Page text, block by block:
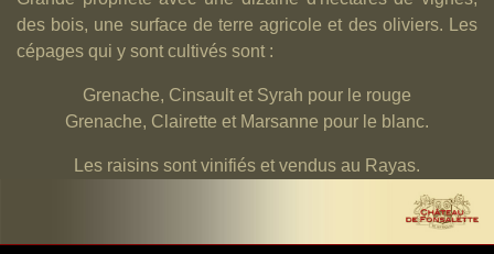
des bois, une surface de terre agricole et des oliviers. Les
cépages qui y sont cultivés sont :
Grenache, Cinsault et Syrah pour le rouge
Grenache, Clairette et Marsanne pour le blanc.
Les raisins sont vinifiés et vendus au Rayas.